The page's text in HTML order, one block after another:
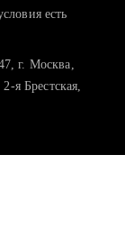
есть
г. Москва,
я Брестская,